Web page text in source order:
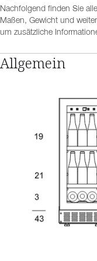
Nachfolgend finden Sie
Maßen, Gewicht und
um zusätzliche
Allgemein